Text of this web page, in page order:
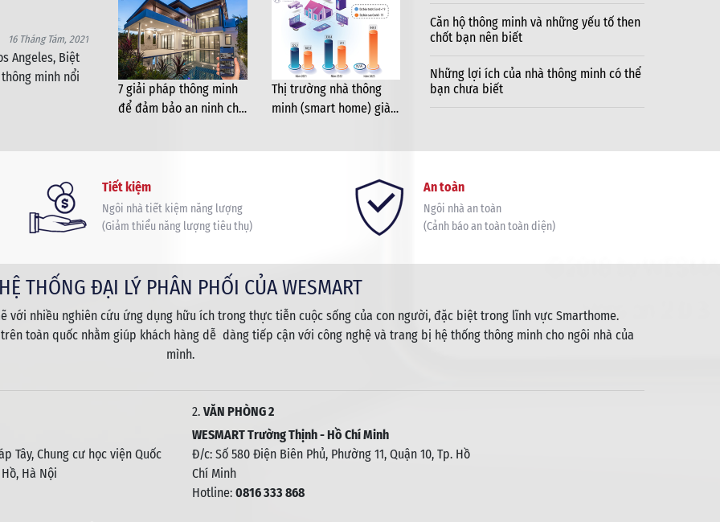
10 Tháng Tám, 2021
đang tích
minh hàng
WESMART thông báo lịch nghỉ lễ Quốc khánh
2/9/2025 – Thời gian nghỉ & hỗ trợ kỹ thuật
hòa. Đây không chỉ là dấu mốc thiêng liêng mà còn là cơ hội để thế hệ
hôm nay nhìn lại chặng đường 80 năm xây dựng và phát triển đất
nước, khơi dậy tinh thần yêu nước, đoàn kết và trách nhiệm dân tộc.
Kính gửi Quý khách hàng, Quý đối tác
7 giải pháp thông minh
để đảm bảo an ninh cho
Thị trường nhà thông
minh (smart home) giàu
Căn hộ thông minh và những yếu tố then
chốt bạn nên biết
Những lợi ích của nhà thông minh có thể
bạn chưa biết
Tiết kiệm
Ngôi nhà tiết kiệm năng lượng
(Giảm thiểu năng lượng tiêu thụ)
An toàn
Ngôi nhà an toàn
(Cảnh báo an toàn toàn diện)
HỆ THỐNG ĐẠI LÝ PHÂN PHỐI CỦA WESMART
với nhiều nghiên cứu ứng dụng hữu ích trong thực tiễn cuộc sống của con người, đặc biệt trong lĩnh vực Smarthome.
toàn quốc nhằm giúp khách hàng dễ dàng tiếp cận với công nghệ và trang bị hệ thống thông minh cho ngôi nhà của
mình.
Tây, Chung cư học viện Quốc
Hồ, Hà Nội
2. VĂN PHÒNG 2
WESMART Trường Thịnh - Hồ Chí Minh
Đ/c: Số 580 Điện Biên Phủ, Phường 11, Quận 10, Tp. Hồ
Chí Minh
Hotline: 0816 333 868